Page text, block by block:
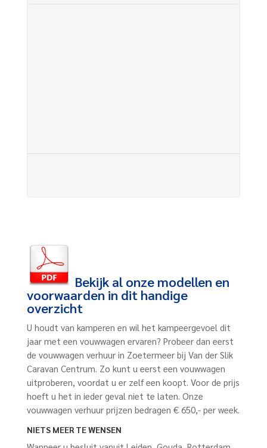
Bekijk al onze modellen en
voorwaarden in dit handige
overzicht
U houdt van kamperen en wil het kampeergevoel dit
jaar met een vouwwagen ervaren? Probeer dan eerst
de vouwwagen verhuur in Zoetermeer bij Van der Slik
Caravan Centrum. Zo kunt u eerst een vouwwagen
uitproberen, voordat u er zelf een koopt. Voor de prijs
hoeft u het in ieder geval niet te laten. Onze
vouwwagen verhuur prijzen bedragen € 650,- per week.
NIETS MEER TE WENSEN